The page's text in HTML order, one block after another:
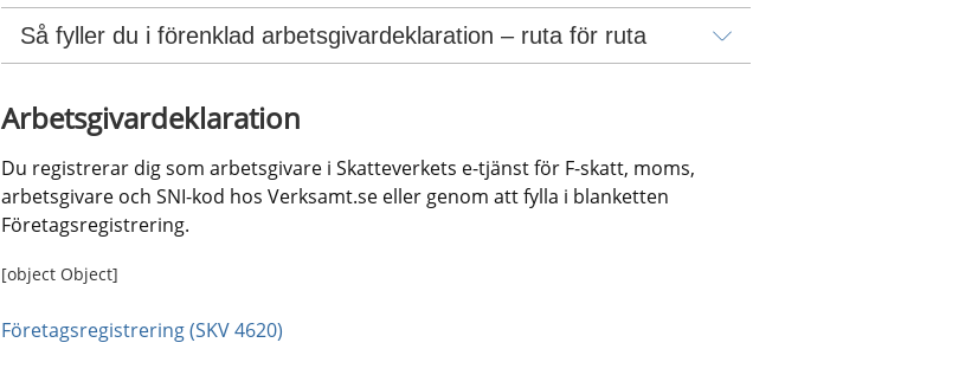
Så fyller du i förenklad arbetsgivardeklaration – ruta för ruta
Arbetsgivardeklaration
Du registrerar dig som arbetsgivare i Skatteverkets e-tjänst för F-skatt, moms,
arbetsgivare och SNI-kod hos Verksamt.se eller genom att fylla i blanketten
Företagsregistrering.
[object Object]
Företagsregistrering (SKV 4620)